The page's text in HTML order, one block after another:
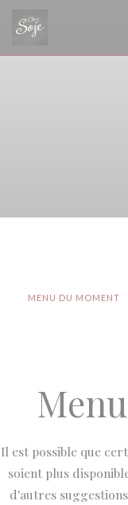
MENU DU MOMENT
Il est possible que
soient plus
d'autres